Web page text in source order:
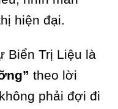
hiện đại.
Biển Trị Liệu là
theo lời
phải đợi đi